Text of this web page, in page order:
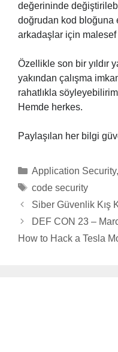
değerininde
doğrudan kod bloğuna
arkadaşlar için
Özellikle son bir yıldır
yakından çalışma
rahatlıkla
Hemde herkes.
Paylaşılan her bilgi
Categories
Application Security,
Tags
code security
Siber Güvenlik Kış
DEF CON 23 –
How to Hack a Tesla